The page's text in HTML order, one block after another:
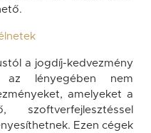
a jogdíj-kedvezmény
az lényegében nem
amelyeket a
szoftverfejlesztéssel
Ezen cégek